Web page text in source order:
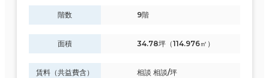
階数 9階
面積 34.78坪（114.976㎡）
賃料（共益費含） 相談 相談/坪